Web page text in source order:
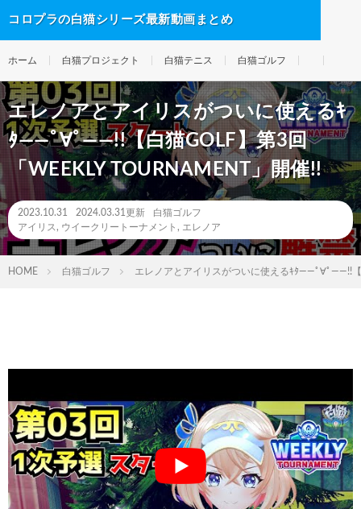
コロプラの白猫シリーズ最新動画まとめ
ホーム 白猫プロジェクト 白猫テニス 白猫ゴルフ
エレノアとアイリスがついに使えるｷ
ﾀ――ﾟ∀ﾟ――!!【白猫GOLF】第3回
「WEEKLY TOURNAMENT」開催!!
2023.10.31 2024.03.31更新
白猫ゴルフ
アイリス , ウイークリートーナメント , エレノア
HOME 白猫ゴルフ エレノアとアイリスがついに使えるｷﾀ――ﾟ∀ﾟ――!!